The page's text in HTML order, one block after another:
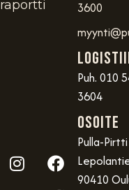
raportti
3600
Puh. 010
3604
OSOITE
Pulla-
90410